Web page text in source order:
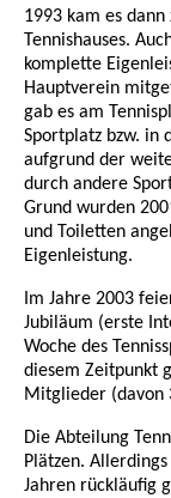
1993 kam es
Tennishauses.
komplette
Hauptverein
gab es am
Sportplatz bzw. in
aufgrund der
durch andere
Grund wurden
und Toiletten
Eigenleistung.
Im Jahre 2003
Jubiläum (erste
Woche des
diesem Zeitpunkt
Mitglieder (davon
Die Abteilung
Plätzen.
Jahren rückläufig